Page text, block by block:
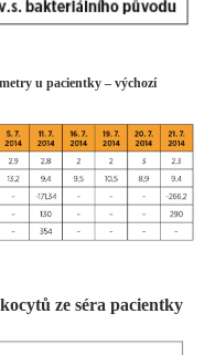
u pacientky – výchozí
ze séra pacientky